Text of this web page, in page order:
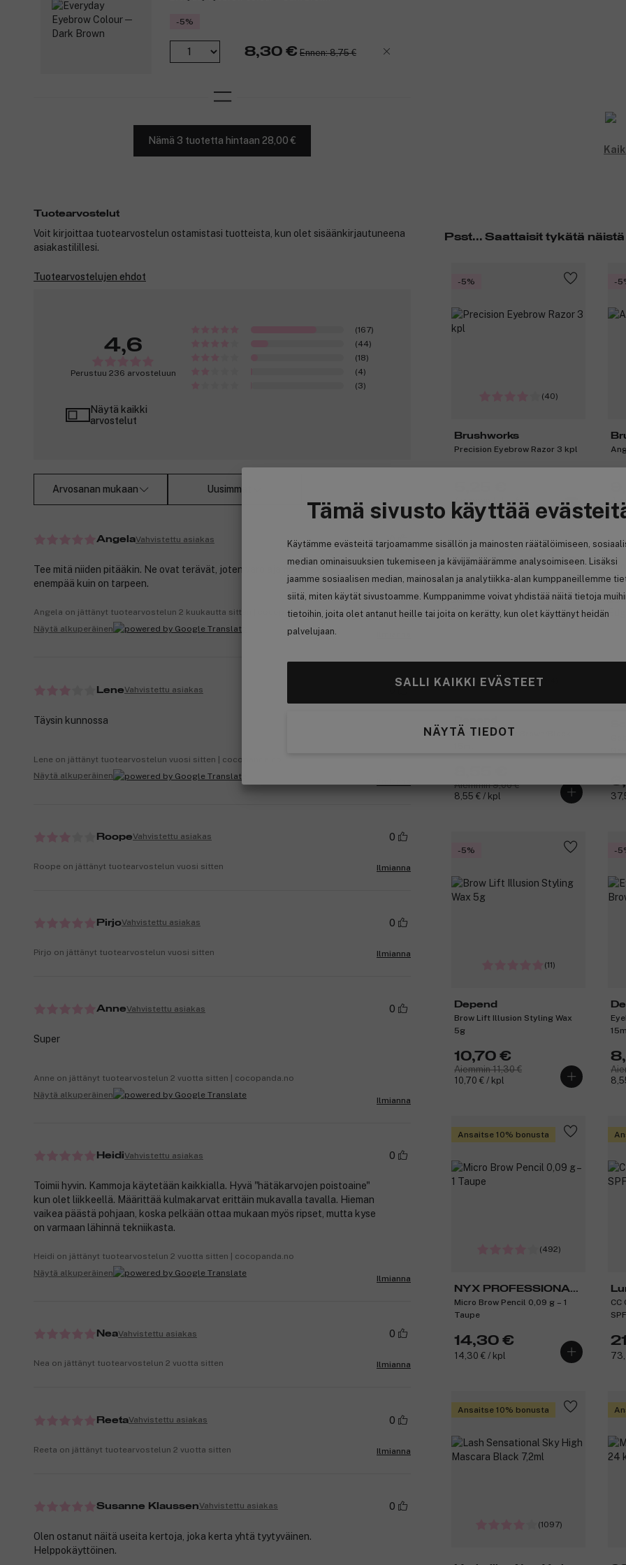
Tämä sivusto käyttää
Käytämme evästeitä tarjoamamme sisällön ja mainosten räätälöimiseen,
median ominaisuuksien tukemiseen ja kävijämäärämme analysoimiseen. Lisäksi
jaamme sosiaalisen median, mainosalan ja analytiikka-alan kumppaneillemme
siitä, miten käytät sivustoamme. Kumppanimme voivat yhdistää näitä tietoja
tietoihin, joita olet antanut heille tai joita on kerätty, kun olet käyttänyt heidän
palvelujaan.
SALLI KAIKKI EVÄSTEET
NÄYTÄ TIEDOT
-5%
8,30 € Ennen: 8,75 €
Nämä 3 tuotetta hintaan 28,00 €
Psst... Saattaisit tykätä näistä
-5%
(40)
Brushworks
Precision Eyebrow Razor 3 kpl
Aiemmin 5,55 €
5,25 € / kpl
-
-5%
(94)
Eyebrow Colour Brown/Black
Aiemmin 9,00 €
8,55 € / kpl
-5%
(11)
Depend
Brow Lift Illusion Styling Wax
5g
10,70 €
Aiemmin 11,30 €
10,70 € / kpl
-
Ansaitse 10% bonusta
(492)
NYX PROFESSIONAL
MAKEUP
Micro Brow Pencil 0,09 g – 1
Taupe
14,30 €
14,30 € / kpl
CC
Ansaitse 10% bonusta
(1097)
Tuotearvostelut
Voit kirjoittaa tuotearvostelun ostamistasi tuotteista, kun olet sisäänkirjautuneena
asiakastilillesi.
Tuotearvostelujen ehdot
4,6
Perustuu 236 arvosteluun
(167)
(44)
(18)
(4)
(3)
Näytä kaikki
arvostelut
Arvosanan mukaan Uusimmat
AngelaVahvistettu asiakas 0
Tee mitä niiden pitääkin. Ne ovat terävät, joten varo ajamasta karvojasi
enempää kuin on tarpeen.
Angela on jättänyt tuotearvostelun 2 kuukautta sitten | cocopanda.no
Näytä alkuperäinen
LeneVahvistettu asiakas
Täysin kunnossa
Lene on jättänyt tuotearvostelun vuosi sitten | cocopanda.no
Näytä alkuperäinen
RoopeVahvistettu asiakas 0
Roope on jättänyt tuotearvostelun vuosi sitten Ilmianna
PirjoVahvistettu asiakas 0
Pirjo on jättänyt tuotearvostelun vuosi sitten Ilmianna
AnneVahvistettu asiakas 0
Super
Anne on jättänyt tuotearvostelun 2 vuotta sitten | cocopanda.no
Näytä alkuperäinen
Ilmianna
HeidiVahvistettu asiakas 0
Toimii hyvin. Kammoja käytetään kaikkialla. Hyvä "hätäkarvojen poistoaine"
kun olet liikkeellä. Määrittää kulmakarvat erittäin mukavalla tavalla. Hieman
vaikea päästä pohjaan, koska pelkään ottaa mukaan myös ripset, mutta kyse
on varmaan lähinnä tekniikasta.
Heidi on jättänyt tuotearvostelun 2 vuotta sitten | cocopanda.no
Näytä alkuperäinen
Ilmianna
NeaVahvistettu asiakas 0
Nea on jättänyt tuotearvostelun 2 vuotta sitten Ilmianna
ReetaVahvistettu asiakas 0
Reeta on jättänyt tuotearvostelun 2 vuotta sitten Ilmianna
Susanne KlaussenVahvistettu asiakas 0
Olen ostanut näitä useita kertoja, joka kerta yhtä tyytyväinen.
Helppokäyttöinen.